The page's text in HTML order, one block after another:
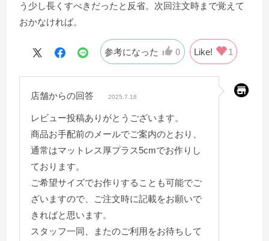
う少し長くすべきだったと反省。次回注文時まで覚えて
おかなければ。
参考になった 0 Like! 1
店舗からの回答 2025.7.18
レビュー投稿ありがとうございます。
商品お手配前のメールでご案内のとおり、
通常はマットレス厚プラス5cmでお作りし
ております。
ご希望サイズでお作りすることも可能でご
ざいますので、ご注文時に記載をお願いで
きればと思います。
スタッフ一同、またのご利用をお待ちして